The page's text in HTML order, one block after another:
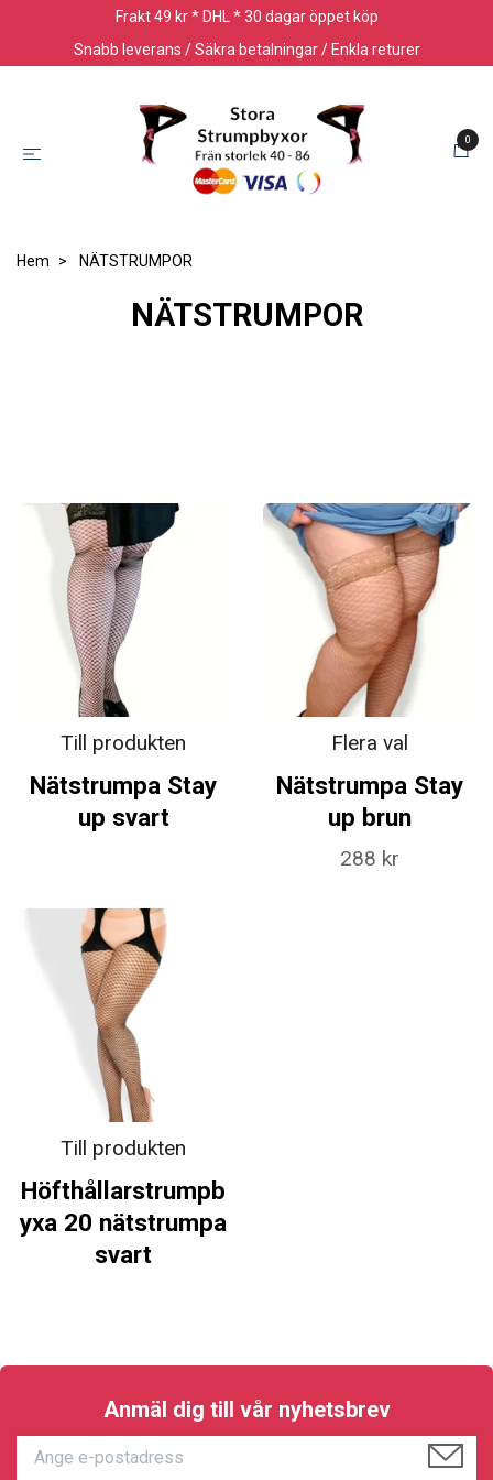
Frakt 49 kr * DHL * 30 dagar öppet köp
Snabb leverans / Säkra betalningar / Enkla returer
0
Hem NÄTSTRUMPOR
NÄTSTRUMPOR
Till produkten
Nätstrumpa Stay
up svart
Flera val
Nätstrumpa Stay
up brun
288 kr
Till produkten
Höfthållarstrumpb
yxa 20 nätstrumpa
svart
Anmäl dig till vår nyhetsbrev